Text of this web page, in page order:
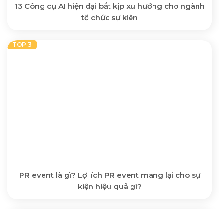
13 Công cụ AI hiện đại bắt kịp xu hướng cho ngành
tổ chức sự kiện
PR event là gì? Lợi ích PR event mang lại cho sự
kiện hiệu quả gì?